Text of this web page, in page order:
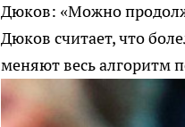
Дюков: «Можно
Дюков считает, что
меняют весь алгоритм